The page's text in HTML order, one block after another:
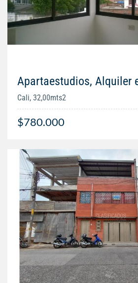
Apartaestudios, Alquiler
Cali, 32,00mts2
$780.000